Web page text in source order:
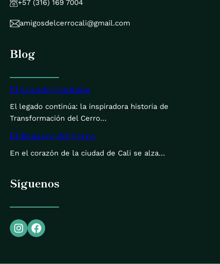
+57 (316) 169 7004
amigosdelcerrocali@gmail.com
Blog
El Legado Continúa
El legado continúa: la inspiradora historia de
Transformación del Cerro…
El Renacer del Cerro
En el corazón de la ciudad de Cali se alza…
Síguenos
Instagram Facebook